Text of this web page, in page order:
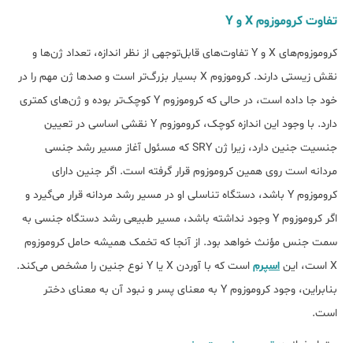
تفاوت کروموزوم X و Y
کروموزوم‌های X و Y تفاوت‌های قابل‌توجهی از نظر اندازه، تعداد ژن‌ها و
نقش زیستی دارند. کروموزوم X بسیار بزرگ‌تر است و صدها ژن مهم را در
خود جا داده است، در حالی که کروموزوم Y کوچک‌تر بوده و ژن‌های کمتری
دارد. با وجود این اندازه کوچک، کروموزوم Y نقشی اساسی در تعیین
جنسیت جنین دارد، زیرا ژن SRY که مسئول آغاز مسیر رشد جنسی
مردانه است روی همین کروموزوم قرار گرفته است. اگر جنین دارای
کروموزوم Y باشد، دستگاه تناسلی او در مسیر رشد مردانه قرار می‌گیرد و
اگر کروموزوم Y وجود نداشته باشد، مسیر طبیعی رشد دستگاه جنسی به
سمت جنس مؤنث خواهد بود. از آنجا که تخمک همیشه حامل کروموزوم
X است، این
اسپرم
است که با آوردن X یا Y نوع جنین را مشخص می‌کند.
بنابراین، وجود کروموزوم Y به معنای پسر و نبود آن به معنای دختر
است.